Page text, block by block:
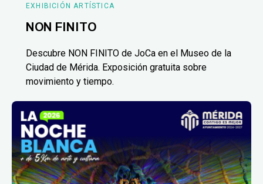
EXHIBICIÓN ARTÍSTICA
NON FINITO
Descubre NON FINITO de JoCa en el Museo de la
Ciudad de Mérida. Exposición gratuita sobre
movimiento y tiempo.